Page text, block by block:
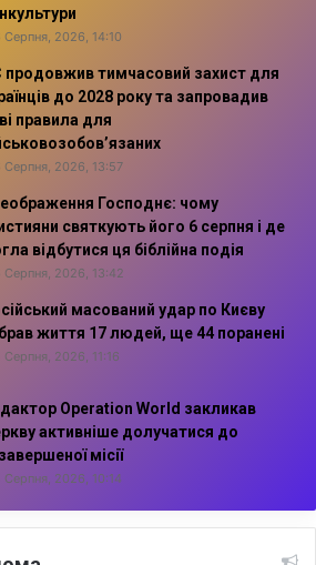
Серпня, 2026, 14:10
продовжив тимчасовий захист для
до 2028 року та запровадив
правила для
Серпня, 2026, 13:57
Господнє: чому
святкують його 6 серпня і де
відбутися ця біблійна подія
Серпня, 2026, 13:42
масований удар по Києву
життя 17 людей, ще 44 поранені
Серпня, 2026, 11:16
Operation World закликав
активніше долучатися до
місії
Серпня, 2026, 10:14